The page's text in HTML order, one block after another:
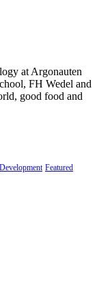
at Argonauten
FH Wedel and
good food and
Development Featured